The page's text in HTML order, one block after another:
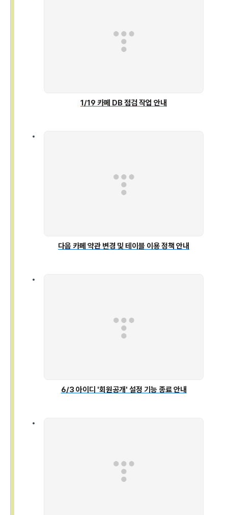
1/19 카페 DB 점검 작업 안내
다음 카페 약관 변경 및 테이블 이용 정책 안내
6/3 아이디 '회원공개' 설정 기능 종료 안내